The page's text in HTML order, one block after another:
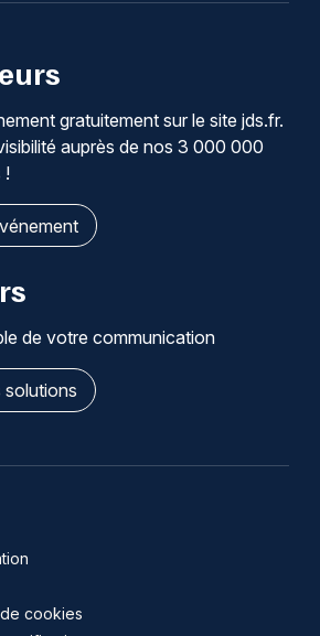
gratuitement sur le site jds.fr.
auprès de nos 3 000 000
!
de votre communication
solutions
cookies